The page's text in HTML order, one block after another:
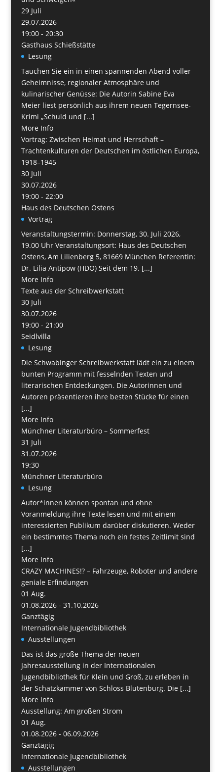
29 Juli
29.07.2026
19:00 - 20:30
Gasthaus Schießstätte
Lesung
Tauchen Sie ein in einen spannenden Abend voller
Geheimnisse, regionaler Atmosphäre und
kulinarischer Genüsse: Die Autorin Sabine Eva
Meier liest persönlich aus ihrem neuen Tegernsee-
Krimi „Schuld und [...]
More Info
Vortrag: Zwischen Heimat und Herrschaft –
Trachtenkulturen der Deutschen im östlichen Europa,
1918–1945
30 Juli
30.07.2026
19:00 - 22:00
Haus des Deutschen Ostens
Vortrag
Veranstaltungstermin: Donnerstag, 30. Juli 2026,
19.00 Uhr Veranstaltungsort: Haus des Deutschen
Ostens, Am Lilienberg 5, 81669 München Referentin:
Dr. Lilia Antipow (HDO) Seit dem 19. [...]
More Info
Texte aus der Schreibwerkstatt
30 Juli
30.07.2026
19:00 - 21:00
Seidlvilla
Lesung
Die Schwabinger Schreibwerkstatt lädt ein zu einem
bunten Programm mit fesselnden Texten und
literarischen Entdeckungen. Die Autorinnen und
Autoren präsentieren ihre besten Stücke für einen
[...]
More Info
Münchner Literaturbüro – Sommerfest
31 Juli
31.07.2026
19:30
Münchner Literaturbüro
Lesung
Autor*innen können spontan und ohne
Voranmeldung ihre Texte lesen und mit einem
interessierten Publikum darüber diskutieren. Weder
ein bestimmtes Thema noch ein festes Zeitlimit sind
[...]
More Info
CRAZY MACHINES!? – Fahrzeuge, Roboter und andere
geniale Erfindungen
01 Aug.
01.08.2026 - 31.10.2026
Ganztägig
Internationale Jugendbibliothek
Ausstellungen
Das ist das große Thema der neuen
Jahresausstellung in der Internationalen
Jugendbibliothek für Klein und Groß, zu erleben in
der Schatzkammer von Schloss Blutenburg. Die [...]
More Info
Ausstellung: Am großen Strom
01 Aug.
01.08.2026 - 06.09.2026
Ganztägig
Internationale Jugendbibliothek
Ausstellungen